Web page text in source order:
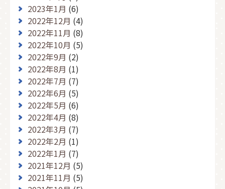
2023年1月 (6)
2022年12月 (4)
2022年11月 (8)
2022年10月 (5)
2022年9月 (2)
2022年8月 (1)
2022年7月 (7)
2022年6月 (5)
2022年5月 (6)
2022年4月 (8)
2022年3月 (7)
2022年2月 (1)
2022年1月 (7)
2021年12月 (5)
2021年11月 (5)